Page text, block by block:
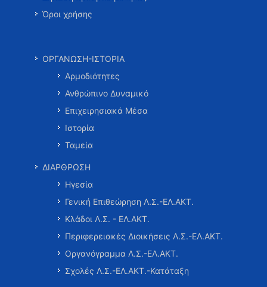
Όροι χρήσης
ΟΡΓΑΝΩΣΗ-ΙΣΤΟΡΙΑ
Αρμοδιότητες
Ανθρώπινο Δυναμικό
Επιχειρησιακά Μέσα
Ιστορία
Ταμεία
ΔΙΑΡΘΡΩΣΗ
Ηγεσία
Γενική Επιθεώρηση Λ.Σ.-ΕΛ.ΑΚΤ.
Κλάδοι Λ.Σ. - ΕΛ.ΑΚΤ.
Περιφερειακές Διοικήσεις Λ.Σ.-ΕΛ.ΑΚΤ.
Οργανόγραμμα Λ.Σ.-ΕΛ.ΑΚΤ.
Σχολές Λ.Σ.-ΕΛ.ΑΚΤ.-Κατάταξη